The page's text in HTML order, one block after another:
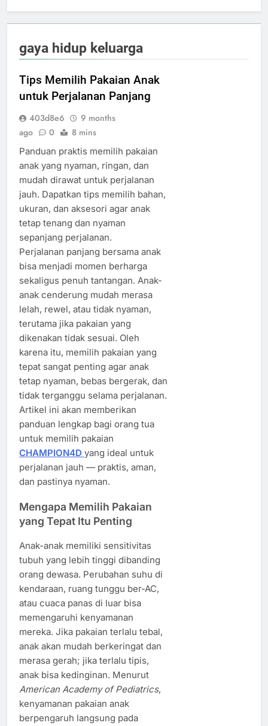
gaya hidup keluarga
Tips Memilih Pakaian Anak
untuk Perjalanan Panjang
403d8e6
9 months
ago
0 8 mins
Panduan praktis memilih pakaian
anak yang nyaman, ringan, dan
mudah dirawat untuk perjalanan
jauh. Dapatkan tips memilih bahan,
ukuran, dan aksesori agar anak
tetap tenang dan nyaman
sepanjang perjalanan.
Perjalanan panjang bersama anak
bisa menjadi momen berharga
sekaligus penuh tantangan. Anak-
anak cenderung mudah merasa
lelah, rewel, atau tidak nyaman,
terutama jika pakaian yang
dikenakan tidak sesuai. Oleh
karena itu, memilih pakaian yang
tepat sangat penting agar anak
tetap nyaman, bebas bergerak, dan
tidak terganggu selama perjalanan.
Artikel ini akan memberikan
panduan lengkap bagi orang tua
untuk memilih pakaian
CHAMPION4D yang ideal untuk
perjalanan jauh — praktis, aman,
dan pastinya nyaman.
Mengapa Memilih Pakaian
yang Tepat Itu Penting
Anak-anak memiliki sensitivitas
tubuh yang lebih tinggi dibanding
orang dewasa. Perubahan suhu di
kendaraan, ruang tunggu ber-AC,
atau cuaca panas di luar bisa
memengaruhi kenyamanan
mereka. Jika pakaian terlalu tebal,
anak akan mudah berkeringat dan
merasa gerah; jika terlalu tipis,
anak bisa kedinginan. Menurut
American Academy of Pediatrics,
kenyamanan pakaian anak
berpengaruh langsung pada